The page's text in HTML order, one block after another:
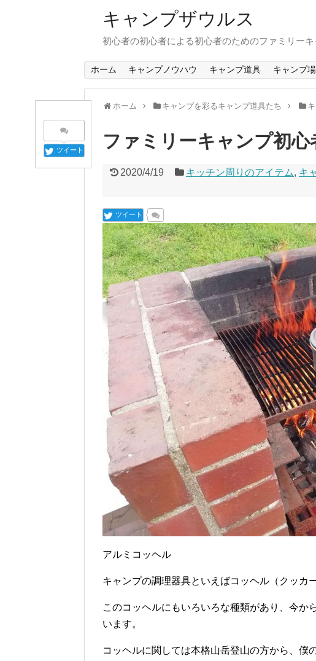
キャンプザウルス
初心者の初心者による初心者のためのファミリー
ホーム キャンプノウハウ キャンプ道具 キャンプ場
ホーム キャンプを彩るキャンプ道具たち
ツイート ファミリーキャンプ初
2020/4/19 キッチン周りのアイテム, キ
ツイート
アルミコッヘル
キャンプの調理器具といえばコッヘル（クッカ
このコッヘルにもいろいろな種類があり、今か
います。
コッヘルに関しては本格山岳登山の方から、僕